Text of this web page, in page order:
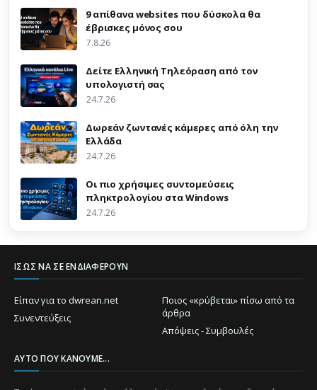
9 απίθανα websites που δύσκολα θα
έβρισκες μόνος σου
7.8.26
Δείτε Ελληνική Τηλεόραση από τον
υπολογιστή σας
24.7.26
Δωρεάν ζωντανές κάμερες από όλη την
Ελλάδα
24.7.26
Οι πιο χρήσιμες συντομεύσεις
πληκτρολογίου στα Windows
24.7.26
ΊΣΩΣ ΝΑ ΣΕ ΕΝΔΙΑΦΈΡΟΥΝ
Είπαν για το dwrean.net
Ποιος «κρύβεται» πίσω από τα
άρθρα
Συνεντεύξεις
Απόψεις - Συμβουλές
ΑΥΤΌ ΠΟΥ ΚΆΝΟΥΜΕ...